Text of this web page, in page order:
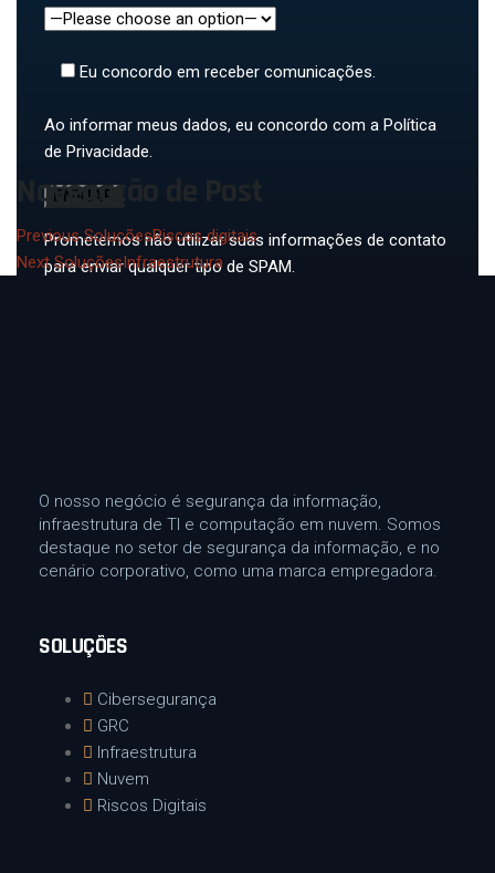
Eu concordo em receber comunicações.
Ao informar meus dados, eu concordo com a Política
de Privacidade.
Prometemos não utilizar suas informações de contato
para enviar qualquer tipo de SPAM.
Navegação de Post
Previous SoluçõesRiscos digitais
Next SoluçõesInfraestrutura
O nosso negócio é segurança da informação,
infraestrutura de TI e computação em nuvem. Somos
destaque no setor de segurança da informação, e no
cenário corporativo, como uma marca empregadora.
SOLUÇÕES
Cibersegurança
GRC
Infraestrutura
Nuvem
Riscos Digitais